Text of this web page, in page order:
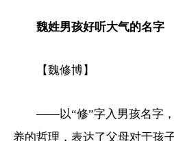
魏姓男孩好听大气的名字
【魏修博】
——以“修”字入男孩名字
养的哲理，表达了父母对于孩